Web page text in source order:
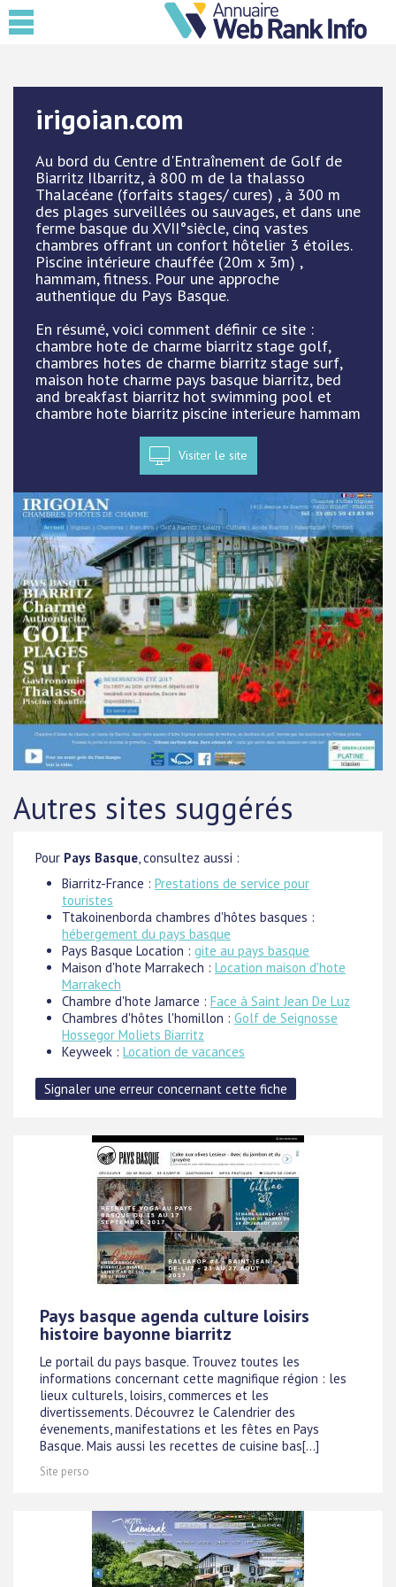
irigoian.com
Au bord du Centre d'Entraînement de Golf de
Biarritz Ilbarritz, à 800 m de la thalasso
Thalacéane (forfaits stages/ cures) , à 300 m
des plages surveillées ou sauvages, et dans une
ferme basque du XVII°siècle, cinq vastes
chambres offrant un confort hôtelier 3 étoiles.
Piscine intérieure chauffée (20m x 3m) ,
hammam, fitness. Pour une approche
authentique du Pays Basque.
En résumé, voici comment définir ce site :
chambre hote de charme biarritz stage golf,
chambres hotes de charme biarritz stage surf,
maison hote charme pays basque biarritz, bed
and breakfast biarritz hot swimming pool et
chambre hote biarritz piscine interieure hammam
Visiter le site
Autres sites suggérés
Pour Pays Basque, consultez aussi :
Biarritz-France : Prestations de service pour
touristes
Ttakoinenborda chambres d'hôtes basques :
hébergement du pays basque
Pays Basque Location : gite au pays basque
Maison d'hote Marrakech : Location maison d'hote
Marrakech
Chambre d'hote Jamarce : Face à Saint Jean De Luz
Chambres d'hôtes l'homillon : Golf de Seignosse
Hossegor Moliets Biarritz
Keyweek : Location de vacances
Pays basque agenda culture loisirs
histoire bayonne biarritz
Le portail du pays basque. Trouvez toutes les
informations concernant cette magnifique région : les
lieux culturels, loisirs, commerces et les
divertissements. Découvrez le Calendrier des
évenements, manifestations et les fêtes en Pays
Basque. Mais aussi les recettes de cuisine bas[...]
Site perso